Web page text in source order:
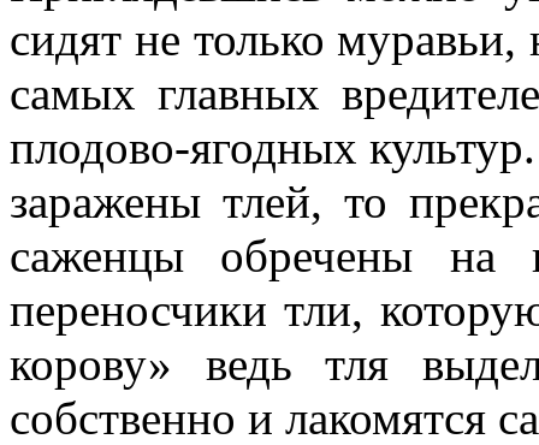
сидят не только
самых главных
плодово-ягодных
заражены тлей, то
саженцы обречены на
переносчики тли,
корову» ведь тля
собственно и лакомятся